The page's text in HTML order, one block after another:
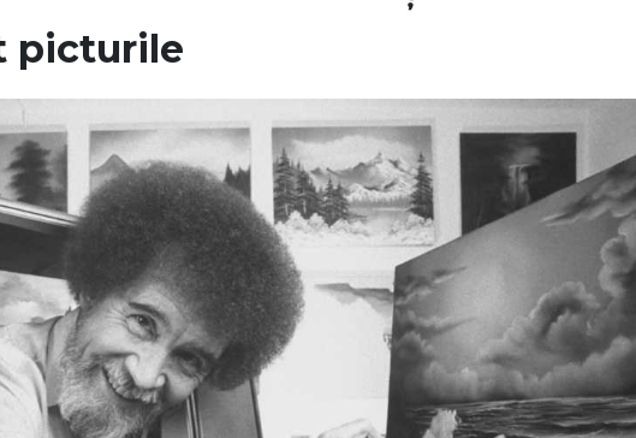
picturile